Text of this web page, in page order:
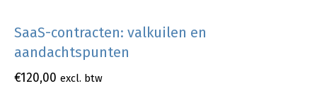
SaaS-contracten: valkuilen en
aandachtspunten
€120,00 excl. btw